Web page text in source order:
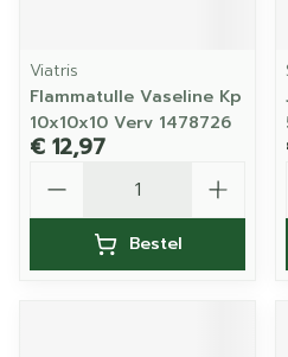
Viatris
Flammatulle Vaseline Kp
10x10x10 Verv 1478726
€ 12,97
Bestel